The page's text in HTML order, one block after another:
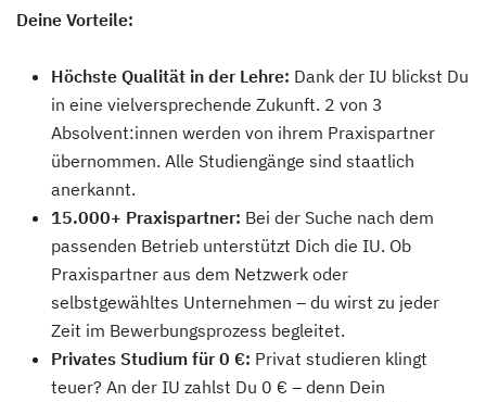
Deine Vorteile:
Höchste Qualität in der Lehre: Dank der IU blickst Du
in eine vielversprechende Zukunft. 2 von 3
Absolvent:innen werden von ihrem Praxispartner
übernommen. Alle Studiengänge sind staatlich
anerkannt.
15.000+ Praxispartner: Bei der Suche nach dem
passenden Betrieb unterstützt Dich die IU. Ob
Praxispartner aus dem Netzwerk oder
selbstgewähltes Unternehmen – du wirst zu jeder
Zeit im Bewerbungsprozess begleitet.
Privates Studium für 0 €: Privat studieren klingt
teuer? An der IU zahlst Du 0 € – denn Dein